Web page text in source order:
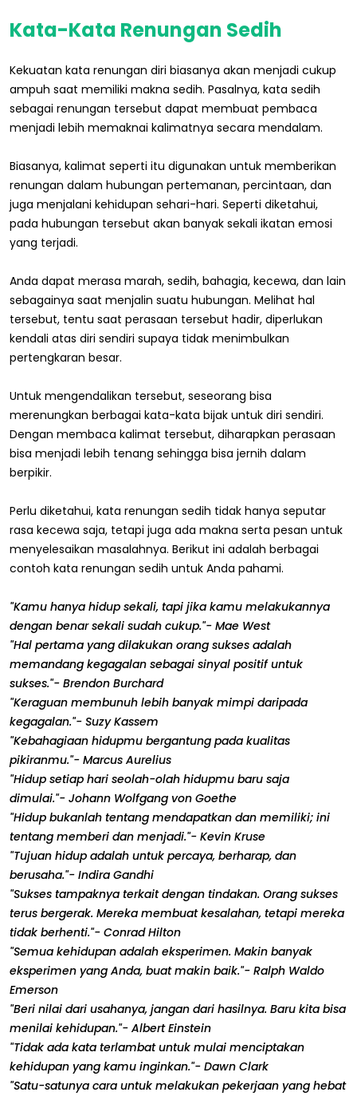
Kata-Kata Renungan Sedih
Kekuatan kata renungan diri biasanya akan menjadi cukup
ampuh saat memiliki makna sedih. Pasalnya, kata sedih
sebagai renungan tersebut dapat membuat pembaca
menjadi lebih memaknai kalimatnya secara mendalam.
Biasanya, kalimat seperti itu digunakan untuk memberikan
renungan dalam hubungan pertemanan, percintaan, dan
juga menjalani kehidupan sehari-hari. Seperti diketahui,
pada hubungan tersebut akan banyak sekali ikatan emosi
yang terjadi.
Anda dapat merasa marah, sedih, bahagia, kecewa, dan lain
sebagainya saat menjalin suatu hubungan. Melihat hal
tersebut, tentu saat perasaan tersebut hadir, diperlukan
kendali atas diri sendiri supaya tidak menimbulkan
pertengkaran besar.
Untuk mengendalikan tersebut, seseorang bisa
merenungkan berbagai kata-kata bijak untuk diri sendiri.
Dengan membaca kalimat tersebut, diharapkan perasaan
bisa menjadi lebih tenang sehingga bisa jernih dalam
berpikir.
Perlu diketahui, kata renungan sedih tidak hanya seputar
rasa kecewa saja, tetapi juga ada makna serta pesan untuk
menyelesaikan masalahnya. Berikut ini adalah berbagai
contoh kata renungan sedih untuk Anda pahami.
"Kamu hanya hidup sekali, tapi jika kamu melakukannya
dengan benar sekali sudah cukup."- Mae West
"Hal pertama yang dilakukan orang sukses adalah
memandang kegagalan sebagai sinyal positif untuk
sukses."- Brendon Burchard
"Keraguan membunuh lebih banyak mimpi daripada
kegagalan."- Suzy Kassem
"Kebahagiaan hidupmu bergantung pada kualitas
pikiranmu."- Marcus Aurelius
"Hidup setiap hari seolah-olah hidupmu baru saja
dimulai."- Johann Wolfgang von Goethe
"Hidup bukanlah tentang mendapatkan dan memiliki; ini
tentang memberi dan menjadi."- Kevin Kruse
"Tujuan hidup adalah untuk percaya, berharap, dan
berusaha."- Indira Gandhi
"Sukses tampaknya terkait dengan tindakan. Orang sukses
terus bergerak. Mereka membuat kesalahan, tetapi mereka
tidak berhenti."- Conrad Hilton
"Semua kehidupan adalah eksperimen. Makin banyak
eksperimen yang Anda, buat makin baik."- Ralph Waldo
Emerson
"Beri nilai dari usahanya, jangan dari hasilnya. Baru kita bisa
menilai kehidupan."- Albert Einstein
"Tidak ada kata terlambat untuk mulai menciptakan
kehidupan yang kamu inginkan."- Dawn Clark
"Satu-satunya cara untuk melakukan pekerjaan yang hebat